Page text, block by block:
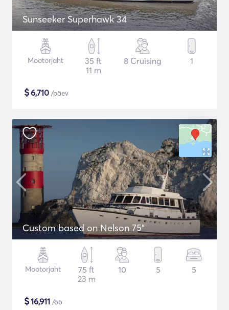
Sunseeker Superhawk 34
Mootorjaht
35 ft
11 m
8 Cruising 1
$6,710 /päev
Custom based on Nelson 75"
Mootorjaht
75 ft
23 m
10 5 5
$16,911 /öö